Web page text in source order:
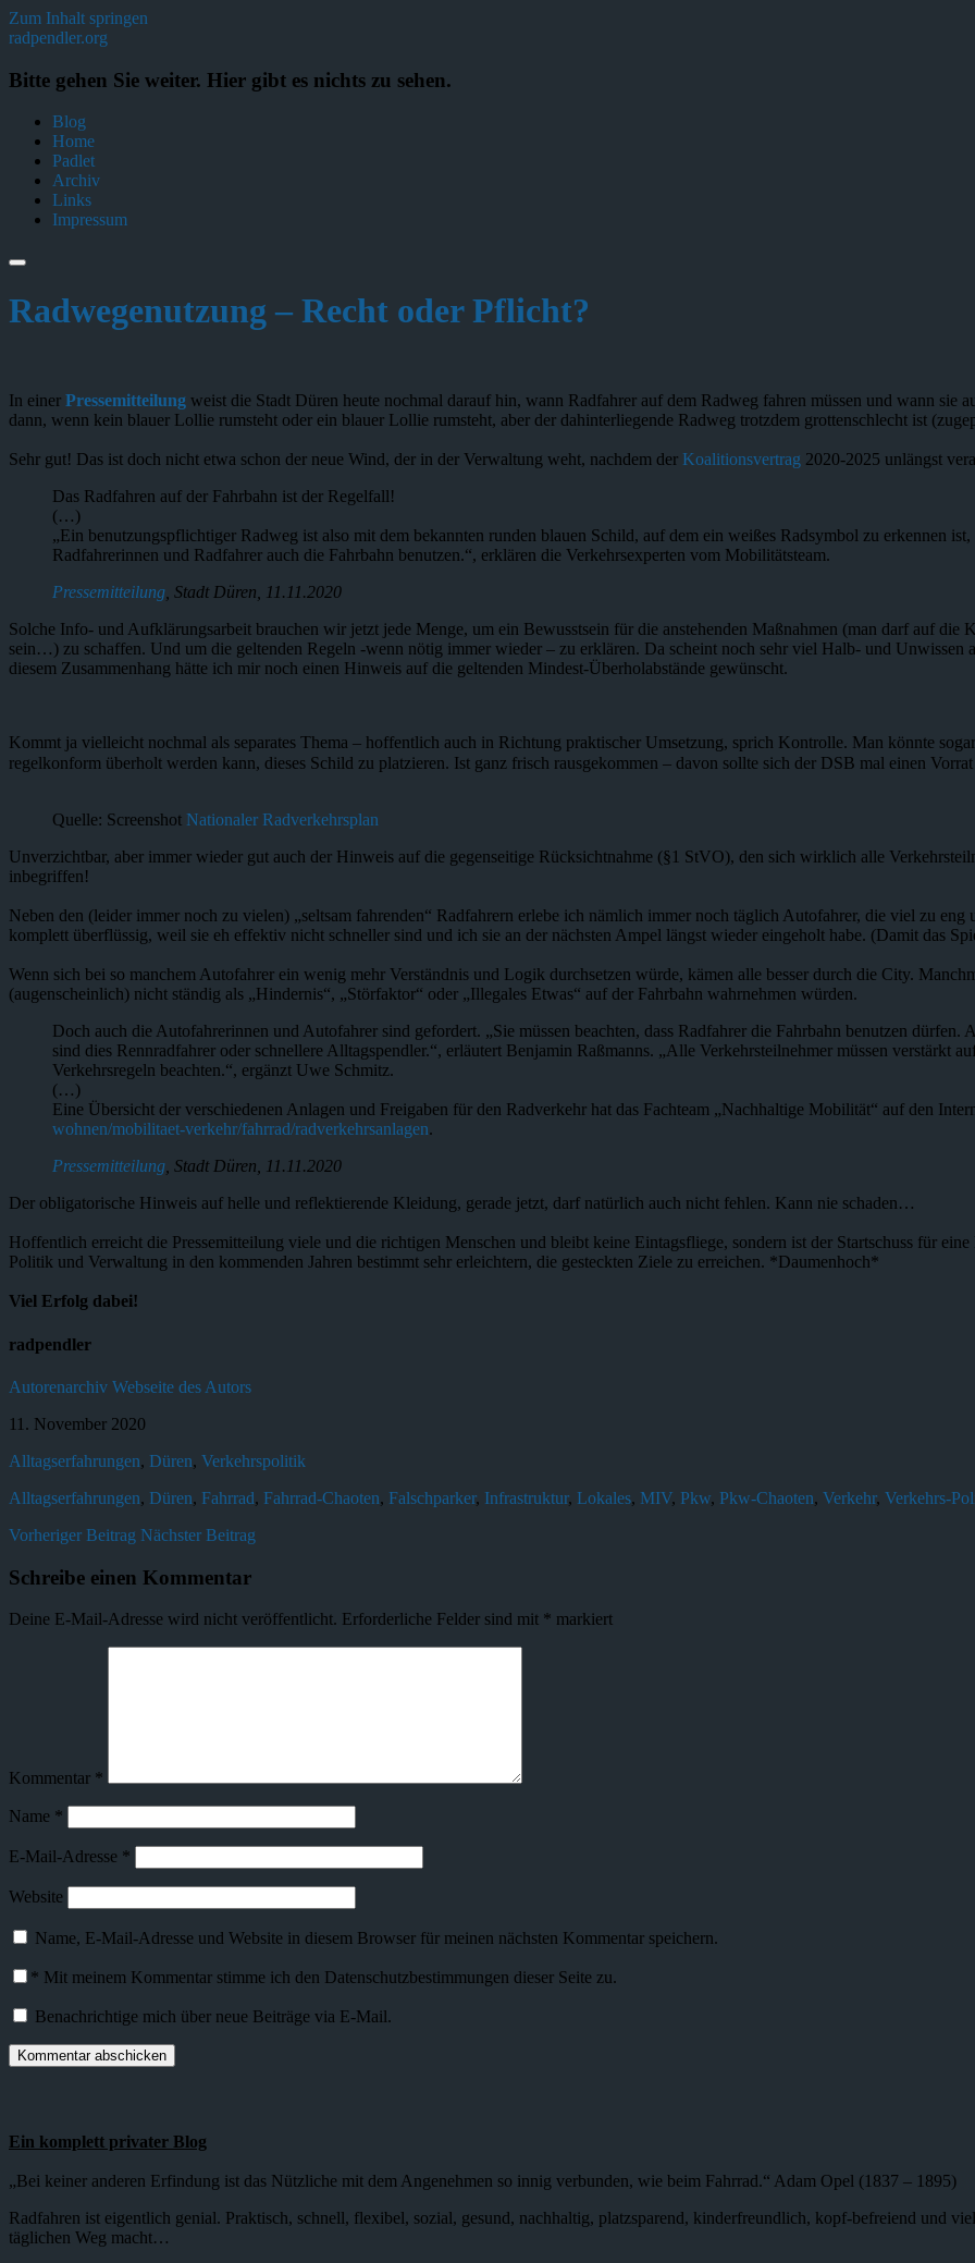
Zum Inhalt springen
radpendler.org
Bitte gehen Sie weiter. Hier gibt es nichts zu sehen.
Blog
Home
Padlet
Archiv
Links
Impressum
Radwegenutzung – Recht oder Pflicht?
In einer Pressemitteilung weist die Stadt Düren heute nochmal darauf hin, wann Radfahrer auf dem Radweg fahren müssen und wann sie
dann, wenn kein blauer Lollie rumsteht oder ein blauer Lollie rumsteht, aber der dahinterliegende Radweg trotzdem grottenschlecht ist
Sehr gut! Das ist doch nicht etwa schon der neue Wind, der in der Verwaltung weht, nachdem der Koalitionsvertrag 2020-2025 unlängst
Das Radfahren auf der Fahrbahn ist der Regelfall!
(…)
„Ein benutzungspflichtiger Radweg ist also mit dem bekannten runden blauen Schild, auf dem ein weißes Radsymbol zu erkennen
Radfahrerinnen und Radfahrer auch die Fahrbahn benutzen.“, erklären die Verkehrsexperten vom Mobilitätsteam.
Pressemitteilung , Stadt Düren, 11.11.2020
Solche Info- und Aufklärungsarbeit brauchen wir jetzt jede Menge, um ein Bewusstsein für die anstehenden Maßnahmen (man darf auf die
sein…) zu schaffen. Und um die geltenden Regeln -wenn nötig immer wieder – zu erklären. Da scheint noch sehr viel Halb- und Unwissen
diesem Zusammenhang hätte ich mir noch einen Hinweis auf die geltenden Mindest-Überholabstände gewünscht.
Kommt ja vielleicht nochmal als separates Thema – hoffentlich auch in Richtung praktischer Umsetzung, sprich Kontrolle. Man könnte
regelkonform überholt werden kann, dieses Schild zu platzieren. Ist ganz frisch rausgekommen – davon sollte sich der DSB mal einen
Quelle: Screenshot Nationaler Radverkehrsplan
Unverzichtbar, aber immer wieder gut auch der Hinweis auf die gegenseitige Rücksichtnahme (§1 StVO), den sich wirklich alle
inbegriffen!
Neben den (leider immer noch zu vielen) „seltsam fahrenden“ Radfahrern erlebe ich nämlich immer noch täglich Autofahrer, die viel zu
komplett überflüssig, weil sie eh effektiv nicht schneller sind und ich sie an der nächsten Ampel längst wieder eingeholt habe. (Damit das
Wenn sich bei so manchem Autofahrer ein wenig mehr Verständnis und Logik durchsetzen würde, kämen alle besser durch die City.
(augenscheinlich) nicht ständig als „Hindernis“, „Störfaktor“ oder „Illegales Etwas“ auf der Fahrbahn wahrnehmen würden.
Doch auch die Autofahrerinnen und Autofahrer sind gefordert. „Sie müssen beachten, dass Radfahrer die Fahrbahn benutzen
sind dies Rennradfahrer oder schnellere Alltagspendler.“, erläutert Benjamin Raßmanns. „Alle Verkehrsteilnehmer müssen verstärkt
Verkehrsregeln beachten.“, ergänzt Uwe Schmitz.
(…)
Eine Übersicht der verschiedenen Anlagen und Freigaben für den Radverkehr hat das Fachteam „Nachhaltige Mobilität“ auf den
wohnen/mobilitaet-verkehr/fahrrad/radverkehrsanlagen.
Pressemitteilung , Stadt Düren, 11.11.2020
Der obligatorische Hinweis auf helle und reflektierende Kleidung, gerade jetzt, darf natürlich auch nicht fehlen. Kann nie schaden…
Hoffentlich erreicht die Pressemitteilung viele und die richtigen Menschen und bleibt keine Eintagsfliege, sondern ist der Startschuss für
Politik und Verwaltung in den kommenden Jahren bestimmt sehr erleichtern, die gesteckten Ziele zu erreichen. *Daumenhoch*
Viel Erfolg dabei!
radpendler
Autorenarchiv Webseite des Autors
11. November 2020
Alltagserfahrungen, Düren, Verkehrspolitik
Alltagserfahrungen, Düren, Fahrrad, Fahrrad-Chaoten, Falschparker, Infrastruktur, Lokales, MIV, Pkw, Pkw-Chaoten, Verkehr, Verkehrs-
Vorheriger Beitrag Nächster Beitrag
Schreibe einen Kommentar
Deine E-Mail-Adresse wird nicht veröffentlicht. Erforderliche Felder sind mit * markiert
Kommentar *
Name *
E-Mail-Adresse *
Website
Name, E-Mail-Adresse und Website in diesem Browser für meinen nächsten Kommentar speichern.
* Mit meinem Kommentar stimme ich den Datenschutzbestimmungen dieser Seite zu.
Benachrichtige mich über neue Beiträge via E-Mail.
Ein komplett privater Blog
„Bei keiner anderen Erfindung ist das Nützliche mit dem Angenehmen so innig verbunden, wie beim Fahrrad.“ Adam Opel (1837 – 1895)
Radfahren ist eigentlich genial. Praktisch, schnell, flexibel, sozial, gesund, nachhaltig, platzsparend, kinderfreundlich, kopf-befreiend und
täglichen Weg macht…